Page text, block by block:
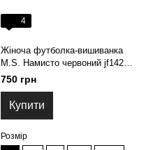
4
Жіноча футболка-вишиванка
M.S. Намисто червоний jf142
(S)
750 грн
Купити
Розмір